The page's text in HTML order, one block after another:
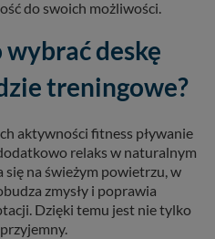
do swoich możliwości.
deskę
treningowe?
aktywności fitness pływanie
relaks w naturalnym
na świeżym powietrzu, w
zmysły i poprawia
Dzięki temu jest nie tylko